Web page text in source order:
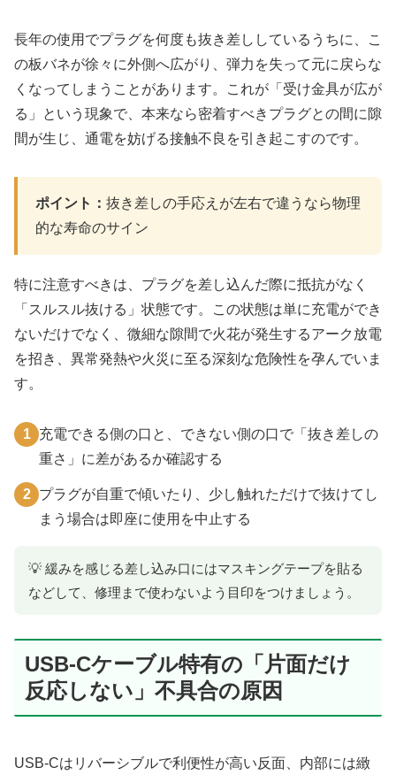
長年の使用でプラグを何度も抜き差ししているうちに、こ
の板バネが徐々に外側へ広がり、弾力を失って元に戻らな
くなってしまうことがあります。これが「受け金具が広が
る」という現象で、本来なら密着すべきプラグとの間に隙
間が生じ、通電を妨げる接触不良を引き起こすのです。
ポイント： 抜き差しの手応えが左右で違うなら物理
的な寿命のサイン
特に注意すべきは、プラグを差し込んだ際に抵抗がなく
「スルスル抜ける」状態です。この状態は単に充電ができ
ないだけでなく、微細な隙間で火花が発生するアーク放電
を招き、異常発熱や火災に至る深刻な危険性を孕んでいま
す。
1
充電できる側の口と、できない側の口で「抜き差しの
重さ」に差があるか確認する
2
プラグが自重で傾いたり、少し触れただけで抜けてし
まう場合は即座に使用を中止する
💡 緩みを感じる差し込み口にはマスキングテープを貼る
などして、修理まで使わないよう目印をつけましょう。
USB-Cケーブル特有の「片面だけ
反応しない」不具合の原因
USB-Cはリバーシブルで利便性が高い反面、内部には緻